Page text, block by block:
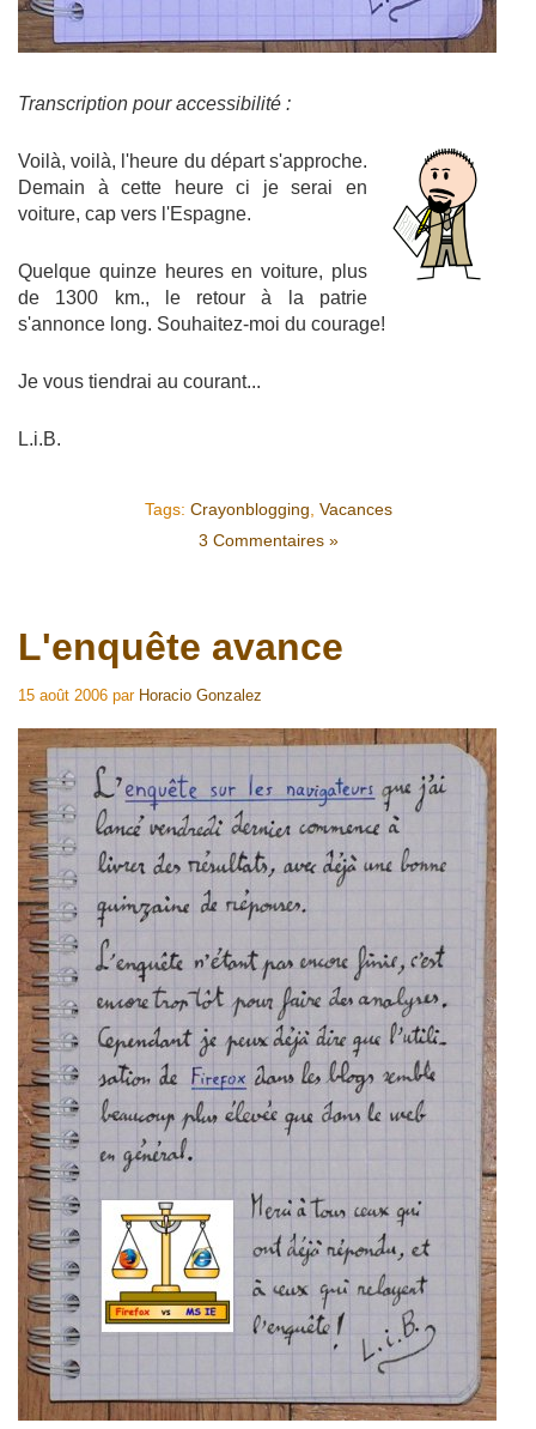
Transcription pour accessibilité :
Voilà, voilà, l'heure du départ s'approche.
Demain à cette heure ci je serai en
voiture, cap vers l'Espagne.
Quelque quinze heures en voiture, plus
de 1300 km., le retour à la patrie
s'annonce long. Souhaitez-moi du courage!
Je vous tiendrai au courant...
L.i.B.
Tags: Crayonblogging Vacances
3 Commentaires »
L'enquête avance
15 août 2006 par Horacio Gonzalez